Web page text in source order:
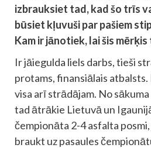
izbrauksiet tad, kad šo trīs
būsiet kļuvuši par pašiem
Kam ir jānotiek, lai šis
Ir jāiegulda liels darbs, tieši
protams, finansiālais
visa arī strādājam. No
tad ātrākie Lietuvā un
čempionāta 2-4 asfalta
braukt uz pasaules